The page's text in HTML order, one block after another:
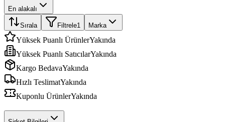
En alakalı
Sırala Filtrele1 Marka
Yüksek Puanlı ÜrünlerYakında
Yüksek Puanlı SatıcılarYakında
Kargo BedavaYakında
Hızlı TeslimatYakında
Kuponlu ÜrünlerYakında